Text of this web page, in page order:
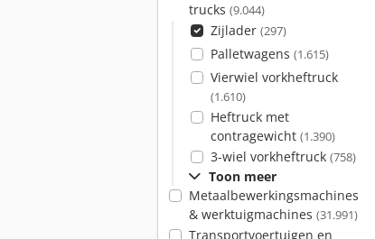
trucks (9.044)
Zijlader (297)
Palletwagens (1.615)
Vierwiel vorkheftruck
(1.610)
Heftruck met
contragewicht (1.390)
3-wiel vorkheftruck (758)
Toon meer
Metaalbewerkingsmachines
& werktuigmachines (31.991)
Transportvoertuigen en